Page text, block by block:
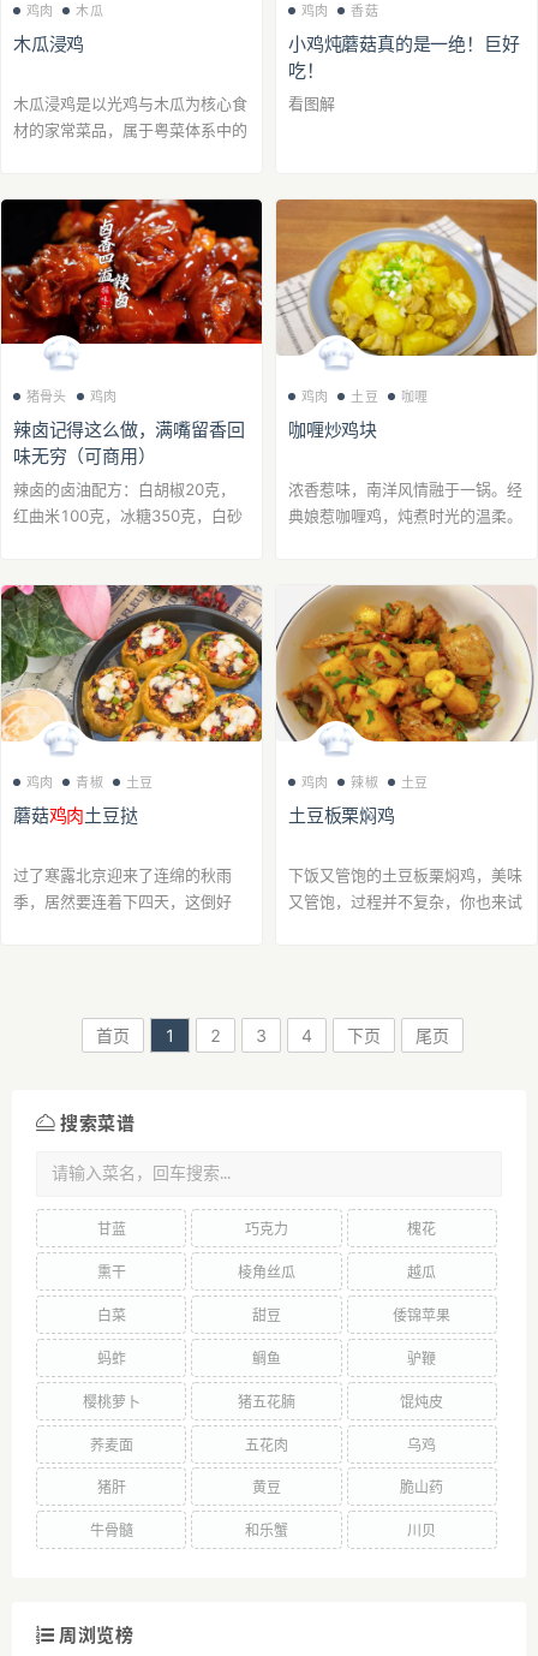
鸡肉 木瓜
木瓜浸鸡
木瓜浸鸡是以光鸡与木瓜为核心食
材的家常菜品，属于粤菜体系中的
嫩滑口感，同时利用木瓜天然酶解
成分软化肉质...
鸡肉 香菇
小鸡炖蘑菇真的是一绝！巨好
吃！
看图解
猪骨头 鸡肉
辣卤记得这么做，满嘴留香回
味无穷（可商用）
辣卤的卤油配方：白胡椒20克，
红曲米100克，冰糖350克，白砂
八角15克，桂皮10克，香叶5克，
小茴香8克，白寇5克，...
鸡肉 土豆 咖喱
咖喱炒鸡块
浓香惹味，南洋风情融于一锅。经
典娘惹咖喱鸡，炖煮时光的温柔。
含蓄绵长，浓而不呛，拌饭一绝，
是齿间流淌...
鸡肉 青椒 土豆
蘑菇鸡肉土豆挞
过了寒露北京迎来了连绵的秋雨
季，居然要连着下四天，这倒好
鸡肉 辣椒 土豆
土豆板栗焖鸡
下饭又管饱的土豆板栗焖鸡，美味
又管饱，过程并不复杂，你也来试
首页 1 2 3 4 下页 尾页
搜索菜谱
甘蓝 巧克力 槐花
熏干 棱角丝瓜 越瓜
白菜 甜豆 倭锦苹果
蚂蚱 鲷鱼 驴鞭
樱桃萝卜 猪五花腩 馄炖皮
荞麦面 五花肉 乌鸡
猪肝 黄豆 脆山药
牛骨髓 和乐蟹 川贝
周浏览榜